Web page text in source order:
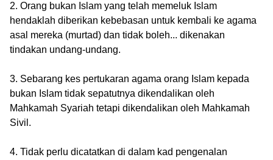
2. Orang bukan Islam yang telah memeluk Islam
hendaklah diberikan kebebasan untuk kembali ke agama
asal mereka (murtad) dan tidak boleh... dikenakan
tindakan undang-undang.
3. Sebarang kes pertukaran agama orang Islam kepada
bukan Islam tidak sepatutnya dikendalikan oleh
Mahkamah Syariah tetapi dikendalikan oleh Mahkamah
Sivil.
4. Tidak perlu dicatatkan di dalam kad pengenalan